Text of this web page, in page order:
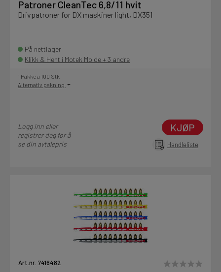
Patroner CleanTec 6,8/11 hvit
Drivpatroner for DX maskiner light, DX351
På nettlager
Klikk & Hent i Motek Molde + 3 andre
1 Pakke a 100 Stk
Alternativ pakning
Logg inn eller
registrer deg for å
se din avtalepris
KJØP
Handleliste
Art.nr. 7416482